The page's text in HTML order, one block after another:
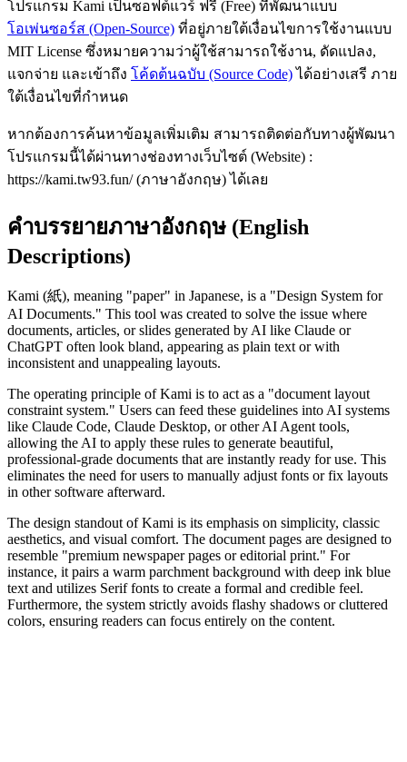
โปรแกรม Kami เป็นซอฟต์แวร์ ฟรี (Free) ที่พัฒนาแบบ
โอเพ่นซอร์ส (Open-Source) ที่อยู่ภายใต้เงื่อนไขการใช้งานแบบ
MIT License ซึ่งหมายความว่าผู้ใช้สามารถใช้งาน, ดัดแปลง,
แจกจ่าย และเข้าถึง โค้ดต้นฉบับ (Source Code)ได้อย่างเสรี ภาย
ใต้เงื่อนไขที่กำหนด
หากต้องการค้นหาข้อมูลเพิ่มเติม สามารถติดต่อกับทางผู้พัฒนา
โปรแกรมนี้ได้ผ่านทางช่องทางเว็บไซต์ (Website) :
https://kami.tw93.fun/ (ภาษาอังกฤษ) ได้เลย
คำบรรยายภาษาอังกฤษ (English
Descriptions)
Kami (紙), meaning "paper" in Japanese, is a "Design System for
AI Documents." This tool was created to solve the issue where
documents, articles, or slides generated by AI like Claude or
ChatGPT often look bland, appearing as plain text or with
inconsistent and unappealing layouts.
The operating principle of Kami is to act as a "document layout
constraint system." Users can feed these guidelines into AI systems
like Claude Code, Claude Desktop, or other AI Agent tools,
allowing the AI to apply these rules to generate beautiful,
professional-grade documents that are instantly ready for use. This
eliminates the need for users to manually adjust fonts or fix layouts
in other software afterward.
The design standout of Kami is its emphasis on simplicity, classic
aesthetics, and visual comfort. The document pages are designed to
resemble "premium newspaper pages or editorial print." For
instance, it pairs a warm parchment background with deep ink blue
text and utilizes Serif fonts to create a formal and credible feel.
Furthermore, the system strictly avoids flashy shadows or cluttered
colors, ensuring readers can focus entirely on the content.